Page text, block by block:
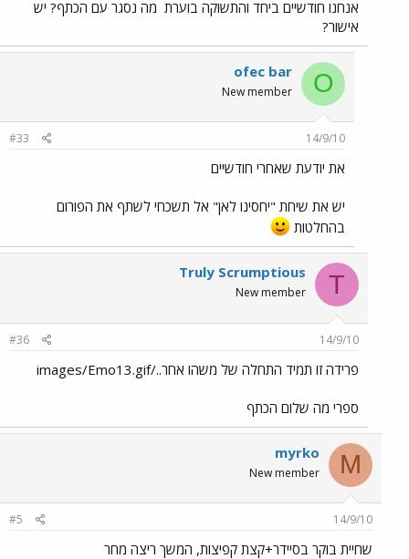
אנחנו חודשיים ביחד והתשוקה בוערת מה נסגר עם הכתף? יש
אישור?
O
ofec bar
New member
14/9/10
#33
את יודעת שאחרי חודשיים
יש את שיחת "יחסינו לאן" אל תשכחי לשתף את הפורום
בהחלטות
T
Truly Scrumptious
New member
14/9/10
#36
פרידה זו תמיד התחלה של משהו אחר../images/Emo13.gif
ספרי מה שלום הכתף
M
myrko
New member
14/9/10
#5
שחיית בוקר בסיידר+קצת קפיצות, המשך ריצה מחר